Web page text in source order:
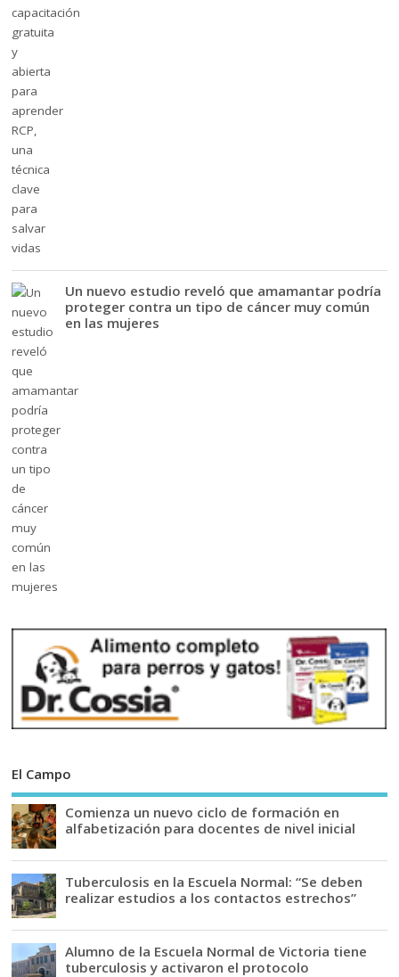
Un nuevo estudio reveló que amamantar podría
proteger contra un tipo de cáncer muy común
en las mujeres
El Campo
Comienza un nuevo ciclo de formación en
alfabetización para docentes de nivel inicial
Tuberculosis en la Escuela Normal: “Se deben
realizar estudios a los contactos estrechos”
Alumno de la Escuela Normal de Victoria tiene
tuberculosis y activaron el protocolo